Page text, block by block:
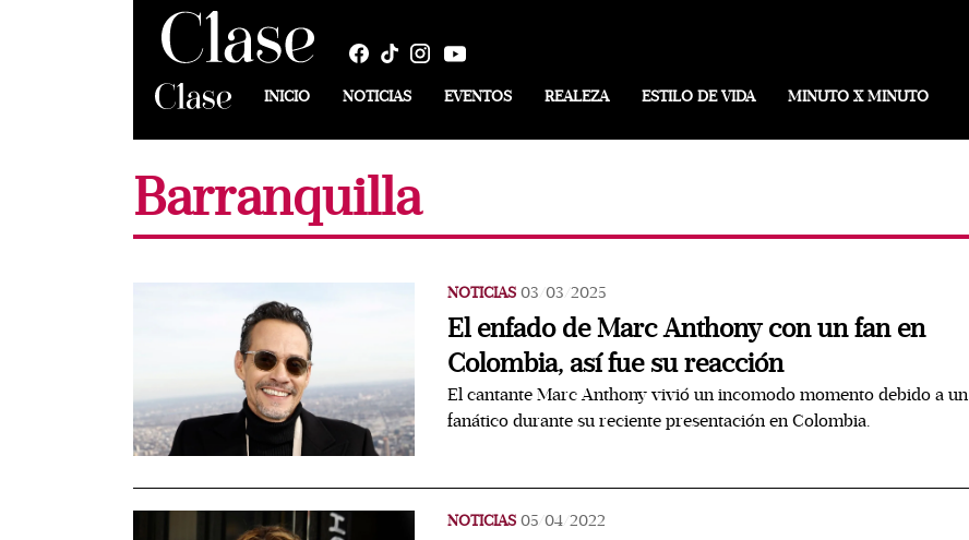
INICIO NOTICIAS EVENTOS REALEZA ESTILO DE VIDA MINUTO X MINUTO
Barranquilla
NOTICIAS 03/03/2025
El enfado de Marc Anthony con un fan en
Colombia, así fue su reacción
El cantante Marc Anthony vivió un incomodo momento debido a un
fanático durante su reciente presentación en Colombia.
NOTICIAS 05/04/2022